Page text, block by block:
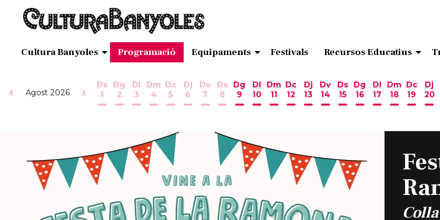
Cultura Banyoles Programació Equipaments Festivals Recursos Educatius
Agost 2026
Ds
1
Dissabte 1 d'agost
Dg
2
Diumenge 2 d'agost
Dl
3
Dilluns 3 d'agost
Dm
4
Dimarts 4 d'agost
Dc
5
Dimecres 5 d'agost
Dj
6
Dijous 6 d'agost
Dv
7
Divendres 7 d'agost
Ds
8
Dissabte 8 d'agost
Dg
9
Diumenge 9 d'agost
Dl
10
Dilluns 10 d'agost
Dm
11
Dimarts 11 d'agost
Dc
12
Dimecres 12 d'agost
Dj
13
Dijous 13 d'agost
Dv
14
Divendres 14 d'agost
Ds
15
Dissabte 15 d'agost
Dg
16
Diumenge 16
Dl
17
Dilluns 17
Dm
18
Dimarts 18
Dc
19
Dj
20